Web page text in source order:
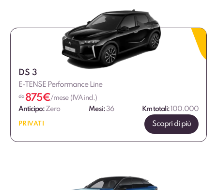
DS 3
E-TENSE Performance Line
da 875€/mese (IVA incl.)
Anticipo: Zero Mesi:36 Km totali: 100.000
PRIVATI Scopri di più